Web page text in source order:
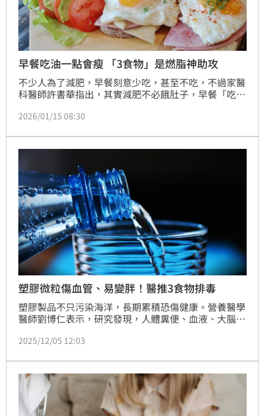
早餐吃油一點會瘦 「3食物」是燃脂神助攻
不少人為了減肥，早餐刻意少吃，甚至不吃，不過家醫
科醫師許書華指出，其實減肥不必餓肚子，早餐「吃對
格、無調味堅果等「穩糖型早餐」，不只能夠穩定血
2026/01/15 08:30
塑膠微粒傷血管、易變胖！醫推3食物排毒
塑膠製品不只污染海洋，長期累積恐傷健康。營養醫學
醫師劉博仁表示，研究發現，人體糞便、血液、大腦都
病、心血管疾病神經退化有關，若想避免遭汙染，除了
增加腸道蠕動、促進塑膠微粒排出，尤其高果膠蔬果、
高纖維蔬菜、海藻類。
2025/12/05 12:03